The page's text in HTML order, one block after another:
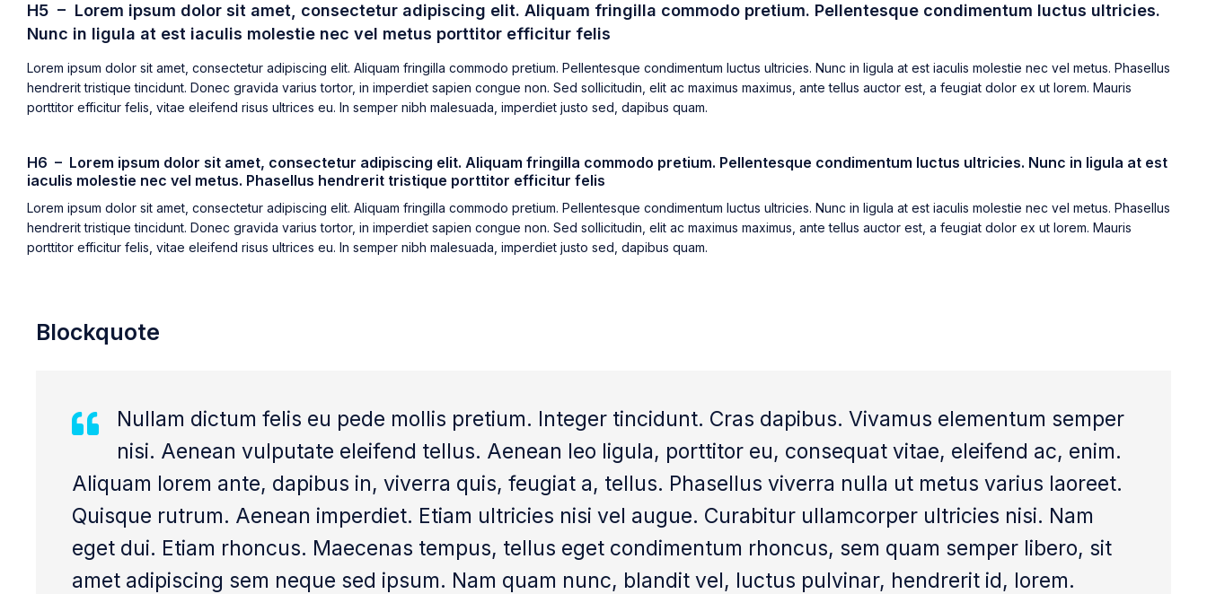
H5 – Lorem ipsum dolor sit amet, consectetur adipiscing elit. Aliquam fringilla commodo pretium. Pellentesque condimentum luctus ultricies.
Nunc in ligula at est iaculis molestie nec vel metus porttitor efficitur felis
Lorem ipsum dolor sit amet, consectetur adipiscing elit. Aliquam fringilla commodo pretium. Pellentesque condimentum luctus ultricies. Nunc in ligula at est iaculis molestie nec vel metus. Phasellus
hendrerit tristique tincidunt. Donec gravida varius tortor, in imperdiet sapien congue non. Sed sollicitudin, elit ac maximus maximus, ante tellus auctor est, a feugiat dolor ex ut lorem. Mauris
porttitor efficitur felis, vitae eleifend risus ultrices eu. In semper nibh malesuada, imperdiet justo sed, dapibus quam.
H6 – Lorem ipsum dolor sit amet, consectetur adipiscing elit. Aliquam fringilla commodo pretium. Pellentesque condimentum luctus ultricies. Nunc in ligula at est
iaculis molestie nec vel metus. Phasellus hendrerit tristique porttitor efficitur felis
Lorem ipsum dolor sit amet, consectetur adipiscing elit. Aliquam fringilla commodo pretium. Pellentesque condimentum luctus ultricies. Nunc in ligula at est iaculis molestie nec vel metus. Phasellus
hendrerit tristique tincidunt. Donec gravida varius tortor, in imperdiet sapien congue non. Sed sollicitudin, elit ac maximus maximus, ante tellus auctor est, a feugiat dolor ex ut lorem. Mauris
porttitor efficitur felis, vitae eleifend risus ultrices eu. In semper nibh malesuada, imperdiet justo sed, dapibus quam.
Blockquote
Nullam dictum felis eu pede mollis pretium. Integer tincidunt. Cras dapibus. Vivamus elementum semper
nisi. Aenean vulputate eleifend tellus. Aenean leo ligula, porttitor eu, consequat vitae, eleifend ac, enim.
Aliquam lorem ante, dapibus in, viverra quis, feugiat a, tellus. Phasellus viverra nulla ut metus varius laoreet.
Quisque rutrum. Aenean imperdiet. Etiam ultricies nisi vel augue. Curabitur ullamcorper ultricies nisi. Nam
eget dui. Etiam rhoncus. Maecenas tempus, tellus eget condimentum rhoncus, sem quam semper libero, sit
amet adipiscing sem neque sed ipsum. Nam quam nunc, blandit vel, luctus pulvinar, hendrerit id, lorem.